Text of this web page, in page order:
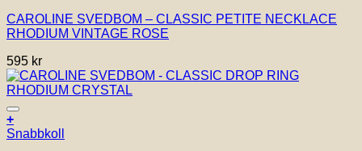
CAROLINE SVEDBOM – CLASSIC PETITE NECKLACE
RHODIUM VINTAGE ROSE
595 kr
+
Snabbkoll